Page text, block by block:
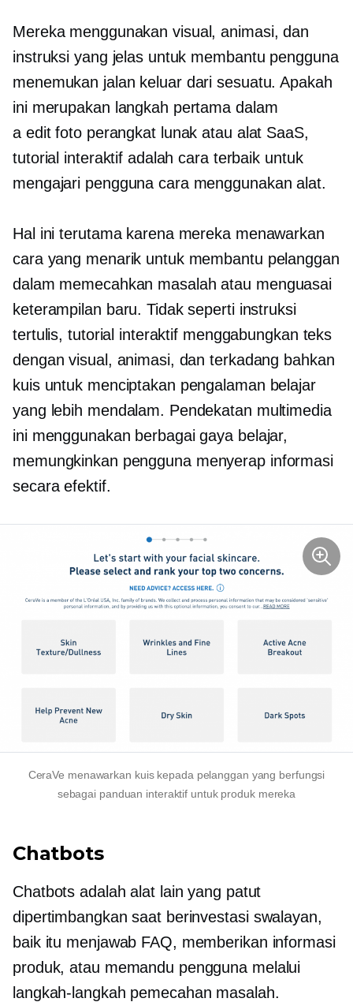
Mereka menggunakan visual, animasi, dan
instruksi yang jelas untuk membantu pengguna
menemukan jalan keluar dari sesuatu. Apakah
ini merupakan langkah pertama dalam
a edit fotoperangkat lunak atau alat SaaS,
tutorial interaktif adalah cara terbaik untuk
mengajari pengguna cara menggunakan alat.
Hal ini terutama karena mereka menawarkan
cara yang menarik untuk membantu pelanggan
dalam memecahkan masalah atau menguasai
keterampilan baru. Tidak seperti instruksi
tertulis, tutorial interaktif menggabungkan teks
dengan visual, animasi, dan terkadang bahkan
kuis untuk menciptakan pengalaman belajar
yang lebih mendalam. Pendekatan multimedia
ini menggunakan berbagai gaya belajar,
memungkinkan pengguna menyerap informasi
secara efektif.
CeraVe menawarkan kuis kepada pelanggan yang berfungsi
sebagai panduan interaktif untuk produk mereka
Chatbots
Chatbots adalah alat lain yang patut
dipertimbangkan saat berinvestasi swalayan,
baik itu menjawab FAQ, memberikan informasi
produk, atau memandu pengguna melalui
langkah-langkah pemecahan masalah.